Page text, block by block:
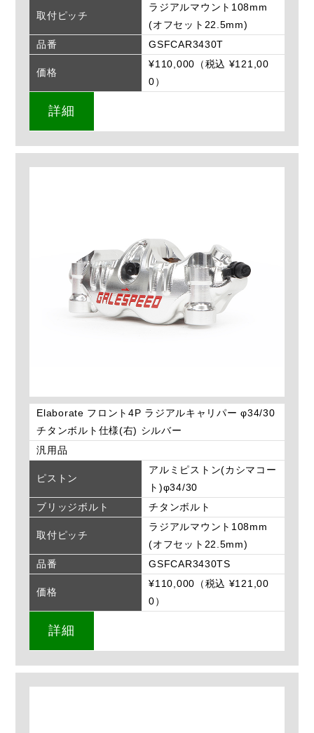
取付ピッチ
ラジアルマウント108mm
(オフセット22.5mm)
品番
GSFCAR3430T
価格
¥110,000（税込 ¥121,00
0）
詳細
Elaborate フロント4P ラジアルキャリパー φ34/30
チタンボルト仕様(右) シルバー
汎用品
ピストン
アルミピストン(カシマコー
ト)φ34/30
ブリッジボルト
チタンボルト
取付ピッチ
ラジアルマウント108mm
(オフセット22.5mm)
品番
GSFCAR3430TS
価格
¥110,000（税込 ¥121,00
0）
詳細